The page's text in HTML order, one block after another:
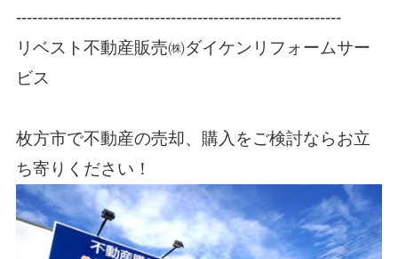
-------------------------------------------------------------
リベスト不動産販売㈱ダイケンリフォームサー
ビス
枚方市で不動産の売却、購入をご検討ならお立
ち寄りください！